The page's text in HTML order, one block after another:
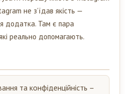
не з’їдав якість —
додатка. Там є пара
реально допомагають.
та конфіденційність –